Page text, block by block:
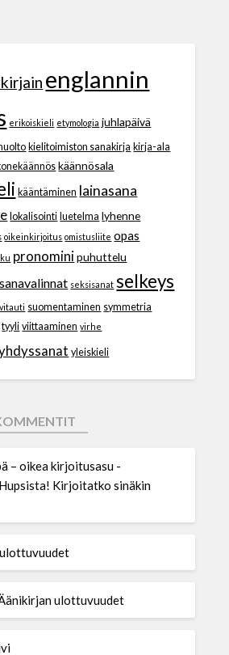
englannin
erikoiskieli etymologia juhlapäivä
kielitoimiston sanakirja kirja-ala
käännösala
kääntäminen lainasana
lokalisointi luetelma lyhenne
oikeinkirjoitus omistusliite opas
pronomini puhuttelu
sanavalinnat seksisanat selkeys
suomentaminen symmetria
tyyli viittaaminen virhe
yleiskieli
– oikea kirjoitusasu -
Hupsista! Kirjoitatko sinäkin
ulottuvuudet